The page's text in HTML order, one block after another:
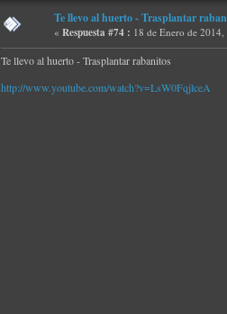
Te llevo al huerto - Trasplantar
« Respuesta #74 : 18 de Enero de
Te llevo al huerto - Trasplantar rabanitos
http://www.youtube.com/watch?v=LsW0FqjlceA